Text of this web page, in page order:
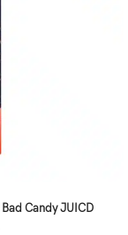
Bad Candy JUICD